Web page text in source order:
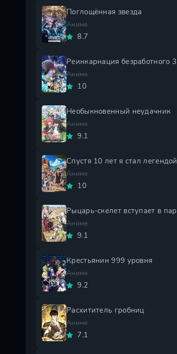
Поглощённая звезда
Аниме
8.7
Аниме
10
Необыкновенный неудачник
Аниме
9.1
Спустя 10 лет я стал легендой
Аниме
10
Аниме
9.1
Крестьянин 999 уровня
Аниме
9.2
Расхититель гробниц
Аниме
7.1